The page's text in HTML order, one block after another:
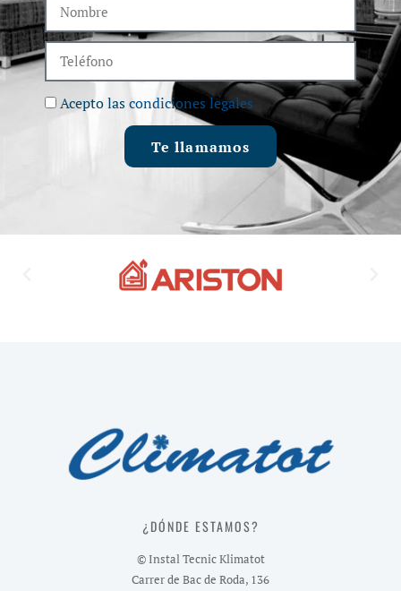
Acepto lascondiciones legales
Te llamamos
¿DÓNDE ESTAMOS?
© Instal Tecnic Klimatot
Carrer de Bac de Roda, 136